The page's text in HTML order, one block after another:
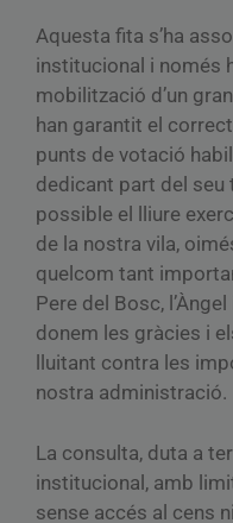
Aquesta fita s’ha
institucional i només
mobilització d’un
han garantit el
punts de votació
dedicant part del
possible el lliure
de la nostra vila,
quelcom tant
Pere del Bosc,
donem les gràcies i
lluitant contra les
nostra administració.
La consulta, duta a
institucional, amb
sense accés al cens